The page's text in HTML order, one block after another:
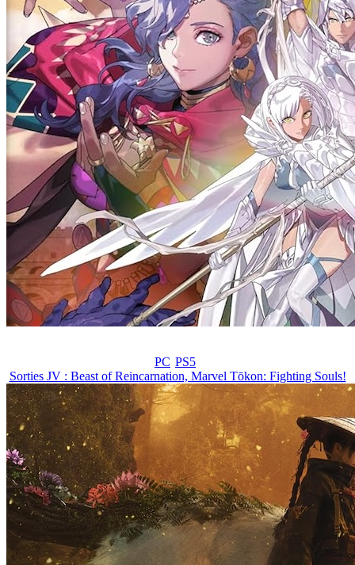
PC PS5
Sorties JV : Beast of Reincarnation, Marvel Tōkon: Fighting Souls!